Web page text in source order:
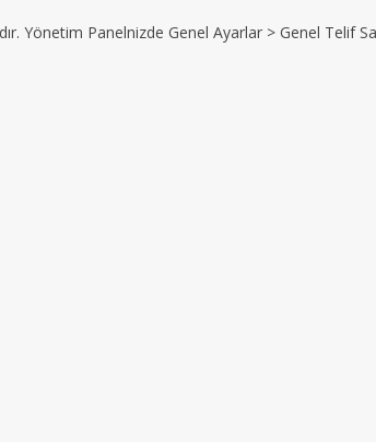
Yönetim Panelnizde Genel Ayarlar > Genel Telif